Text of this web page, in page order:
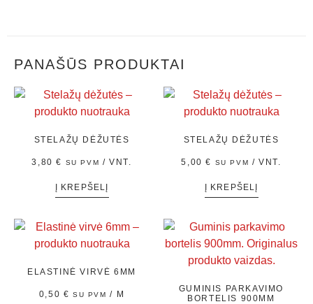
PANAŠŪS PRODUKTAI
STELAŽŲ DĖŽUTĖS
3,80€ SU PVM / VNT.
Į KREPŠELĮ
STELAŽŲ DĖŽUTĖS
5,00€ SU PVM / VNT.
Į KREPŠELĮ
ELASTINĖ VIRVĖ 6MM
0,50 € SU PVM / M
GUMINIS PARKAVIMO
BORTELIS 900MM